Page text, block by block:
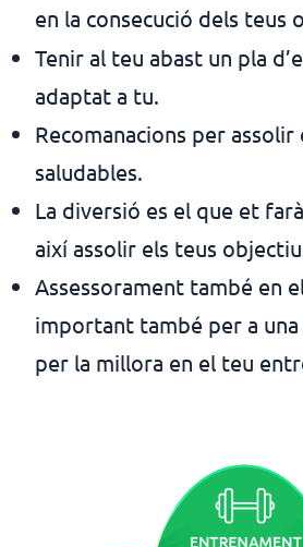
en la consecució dels teus
Tenir al teu abast un pla
adaptat a tu.
Recomanacions per
saludables.
La diversió es el que et
així assolir els teus
Assessorament també en
important també per a una
per la millora en el teu